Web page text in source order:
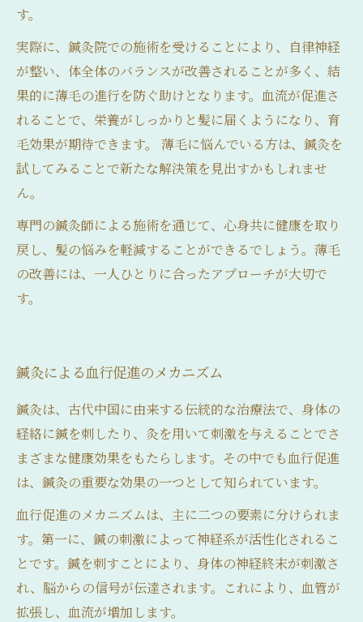
す。
実際に、鍼灸院での施術を受けることにより、自律神経
が整い、体全体のバランスが改善されることが多く、結
果的に薄毛の進行を防ぐ助けとなります。血流が促進さ
れることで、栄養がしっかりと髪に届くようになり、育
毛効果が期待できます。 薄毛に悩んでいる方は、鍼灸を
試してみることで新たな解決策を見出すかもしれませ
ん。
専門の鍼灸師による施術を通じて、心身共に健康を取り
戻し、髪の悩みを軽減することができるでしょう。薄毛
の改善には、一人ひとりに合ったアプローチが大切で
す。
鍼灸による血行促進のメカニズム
鍼灸は、古代中国に由来する伝統的な治療法で、身体の
経絡に鍼を刺したり、灸を用いて刺激を与えることでさ
まざまな健康効果をもたらします。その中でも血行促進
は、鍼灸の重要な効果の一つとして知られています。
血行促進のメカニズムは、主に二つの要素に分けられま
す。第一に、鍼の刺激によって神経系が活性化されるこ
とです。鍼を刺すことにより、身体の神経終末が刺激さ
れ、脳からの信号が伝達されます。これにより、血管が
拡張し、血流が増加します。